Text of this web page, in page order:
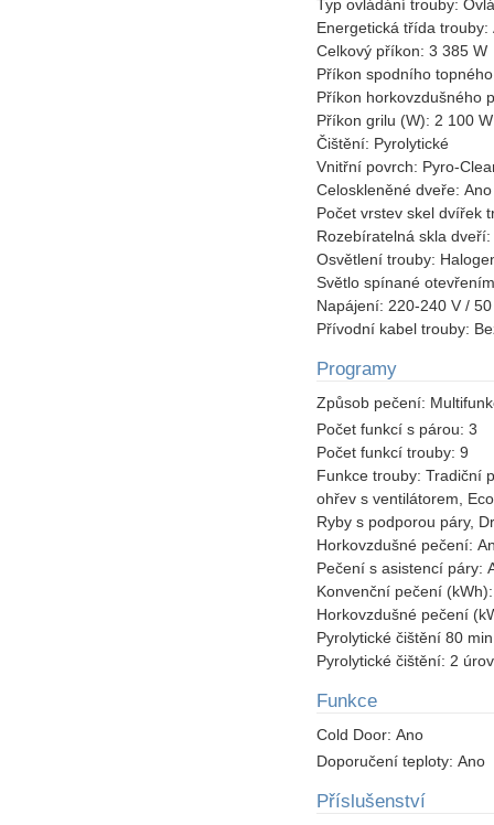
Typ ovládání trouby:
Energetická třída trouby:
Celkový příkon: 3 385 W
Příkon spodního
Příkon horkovzdušného
Příkon grilu (W): 2 100 W
Čištění: Pyrolytické
Vnitřní povrch: Pyro-
Celoskleněné dveře: Ano
Počet vrstev skel dvířek
Rozebíratelná skla dveří:
Osvětlení trouby:
Světlo spínané
Napájení: 220-240 V /
Přívodní kabel trouby:
Programy
Způsob pečení:
Počet funkcí s párou: 3
Počet funkcí trouby: 9
Funkce trouby: Tradiční
ohřev s ventilátorem,
Ryby s podporou páry,
Horkovzdušné pečení:
Pečení s asistencí páry:
Konvenční pečení
Horkovzdušné pečení
Pyrolytické čištění 80
Pyrolytické čištění: 2
Funkce
Cold Door: Ano
Doporučení teploty: Ano
Příslušenství